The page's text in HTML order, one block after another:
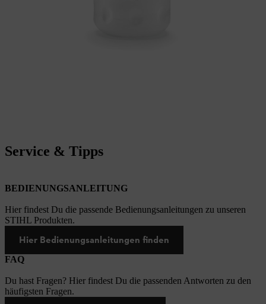
Service & Tipps
BEDIENUNGSANLEITUNG
Hier findest Du die passende Bedienungsanleitungen zu unseren
STIHL Produkten.
Hier Bedienungsanleitungen finden
FAQ
Du hast Fragen? Hier findest Du die passenden Antworten zu den
häufigsten Fragen.